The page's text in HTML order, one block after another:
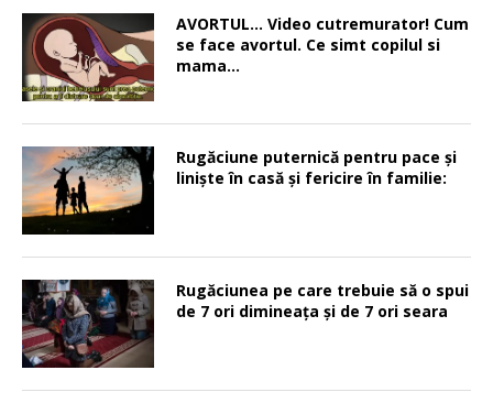
AVORTUL… Video cutremurator! Cum
se face avortul. Ce simt copilul si
mama…
Rugăciune puternică pentru pace şi
linişte în casă şi fericire în familie:
Rugăciunea pe care trebuie să o spui
de 7 ori dimineața și de 7 ori seara